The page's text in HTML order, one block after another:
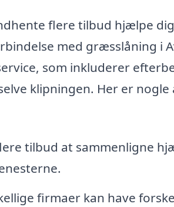
flere tilbud hjælpe
med græsslåning i
som inkluderer
klipningen. Her er
tilbud at sammenligne
firmaer kan have